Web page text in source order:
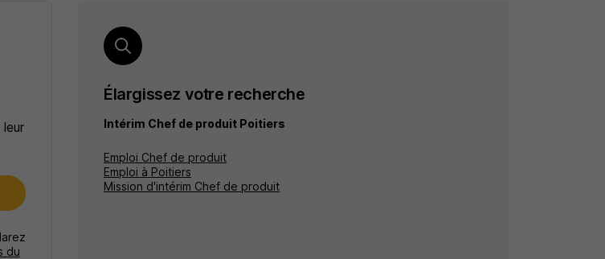
du
Élargissez votre recherche
Intérim Chef de produit Poitiers
Emploi Chef de produit
Emploi à Poitiers
Mission d'intérim Chef de produit